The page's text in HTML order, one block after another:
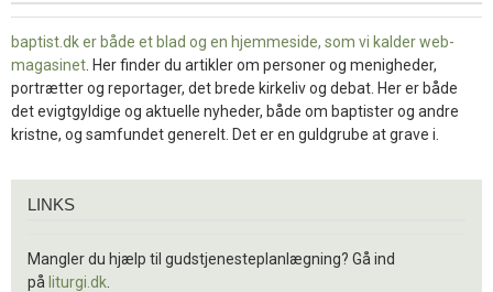
baptist.dk er både et blad og en hjemmeside, som vi kalder web-
magasinet . Her finder du artikler om personer og menigheder,
portrætter og reportager, det brede kirkeliv og debat. Her er både
det evigtgyldige og aktuelle nyheder, både om baptister og andre
kristne, og samfundet generelt. Det er en guldgrube at grave i.
LINKS
Mangler du hjælp til gudstjenesteplanlægning? Gå ind
på liturgi.dk